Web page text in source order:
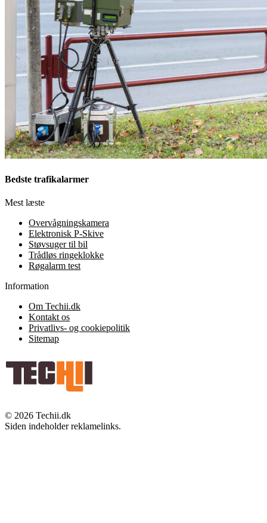
Bedste trafikalarmer
Mest læste
Overvågningskamera
Elektronisk P-Skive
Støvsuger til bil
Trådløs ringeklokke
Røgalarm test
Information
Om Techii.dk
Kontakt os
Privatlivs- og cookiepolitik
Sitemap
© 2026 Techii.dk
Siden indeholder reklamelinks.